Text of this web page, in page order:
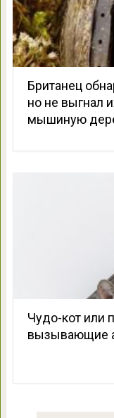
Британец
но не выгнал
мышиную
Чудо-кот или
вызывающие